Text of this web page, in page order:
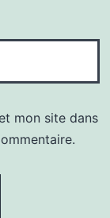
mon site dans